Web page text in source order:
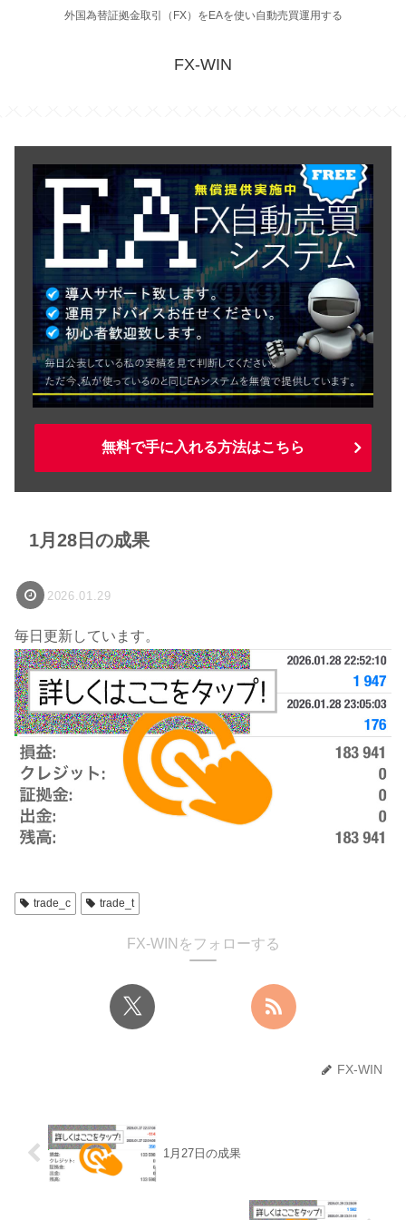
外国為替証拠金取引（FX）をEAを使い自動売買運用する
FX-WIN
無料で手に入れる方法はこちら
1月28日の成果
2026.01.29
毎日更新しています。
trade_c trade_t
FX-WINをフォローする
FX-WIN
1月27日の成果